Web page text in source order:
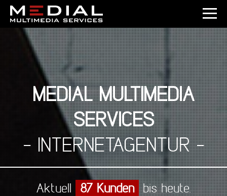
MEDIAL MULTIMEDIA
SERVICES
- INTERNETAGENTUR -
Aktuell 87 Kunden bis heute.